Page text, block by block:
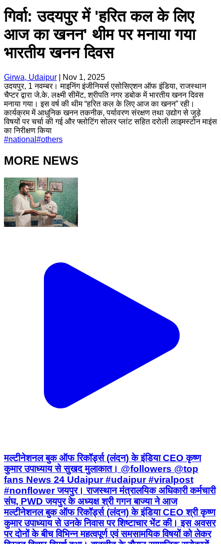
गिर्वा: उदयपुर में 'हरित कल के लिए
आज का खनन' थीम पर मनाया गया
भारतीय खनन दिवस
Girwa, Udaipur
Nov 1, 2025
उदयपुर, 1 नवम्बर। माइनिंग इंजीनियर्स एसोसिएशन ऑफ इंडिया, राजस्थान
चैप्टर द्वारा जे.के. लक्ष्मी सीमेंट, श्रीपति नगर डबोक में भारतीय खनन दिवस
मनाया गया। इस वर्ष की थीम “हरित कल के लिए आज का खनन” रही।
कार्यक्रम में आधुनिक खनन तकनीक, पर्यावरण संरक्षण तथा उद्योग से जुड़े
विषयों पर चर्चा की गई और फ्लोटिंग सोलर प्लांट सहित दरोली लाइमस्टोन माइंस
का निरीक्षण किया
#national #others
MORE NEWS
मल्टीनेशनल बुक ऑफ रिकॉर्ड्स (लंदन) के इंडिया CEO कृष्ण
कुमार उपाध्याय से सुखद मुलाकात। @followers @top
fans News 24 Udaipur #udaipur #viralpost
#nonflower जयपुर। राजस्थान मंत्रालयिक अधिकारी कर्मचारी
संघ, PWD जयपुर के अध्यक्ष श्री गगन बाज्या ने आज
मल्टीनेशनल बुक ऑफ रिकॉर्ड्स (लंदन) के इंडिया CEO श्री कृष्ण
कुमार उपाध्याय से उनके निवास पर शिष्टाचार भेंट की। इस अवसर
पर दोनों के बीच विभिन्न महत्वपूर्ण एवं समसामयिक विषयों को लेकर